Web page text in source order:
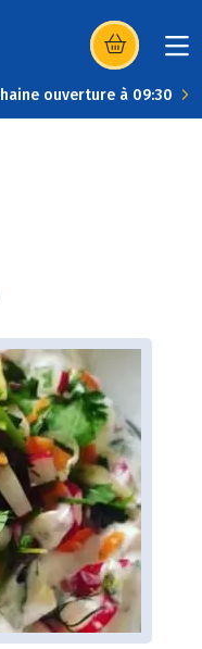
(s’ouvre dans
ouverture à 09:30